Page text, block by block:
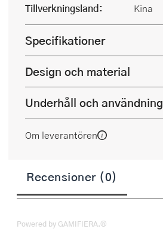
Tillverkningsland:
Kina
Specifikationer
Design och material
Underhåll och användning
Om leverantören
Recensioner (0)
Powered by GAMIFIERA.®